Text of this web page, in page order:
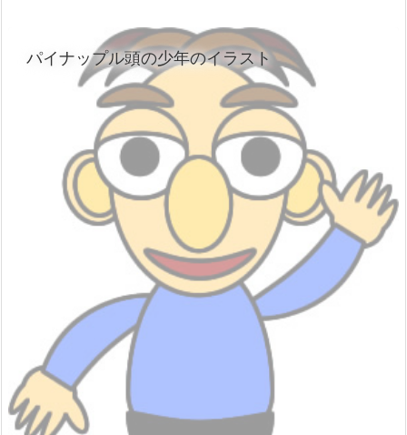
パイナップル頭の少年のイラスト